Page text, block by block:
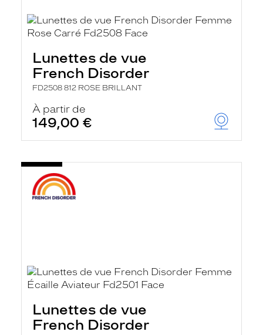
Lunettes de vue
French Disorder
FD2508 812 ROSE BRILLANT
À partir de
149,00 €
Lunettes de vue
French Disorder